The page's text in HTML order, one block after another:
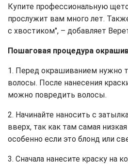
Купите профессиональную
прослужит вам много лет.
с хвостиком", – добавляет
Пошаговая процедура
1. Перед окрашиванием нужно
волосы. После нанесения
можно повредить волосы.
2. Начинайте наносить с
вверх, так как там самая
особенно если это блонд или
3. Сначала нанесите краску на